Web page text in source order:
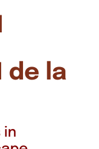
de la
in